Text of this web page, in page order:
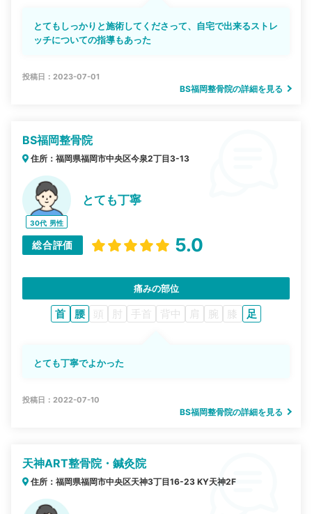
とてもしっかりと施術してくださって、自宅で出来るストレ
ッチについての指導もあった
投稿日：2023-07-01
BS福岡整骨院の詳細を見る
BS福岡整骨院
住所：福岡県福岡市中央区今泉2丁目3-13
30代 男性
とても丁寧
総合評価 5.0
痛みの部位
首 腰 頭 肘 手首 背中 肩 腕 膝 足
とても丁寧でよかった
投稿日：2022-07-10
BS福岡整骨院の詳細を見る
天神ART整骨院・鍼灸院
住所：福岡県福岡市中央区天神3丁目16-23 KY天神2F